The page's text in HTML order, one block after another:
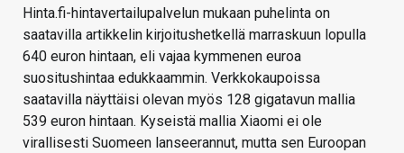
Hinta.fi-hintavertailupalvelun mukaan puhelinta on
saatavilla artikkelin kirjoitushetkellä marraskuun lopulla
640 euron hintaan, eli vajaa kymmenen euroa
suositushintaa edukkaammin. Verkkokaupoissa
saatavilla näyttäisi olevan myös 128 gigatavun mallia
539 euron hintaan. Kyseistä mallia Xiaomi ei ole
virallisesti Suomeen lanseerannut, mutta sen Euroopan